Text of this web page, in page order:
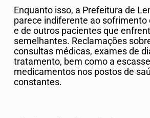
Enquanto isso, a Prefeitura de
parece indiferente ao sofrimento
e de outros pacientes que
semelhantes. Reclamações
consultas médicas, exames de
tratamento, bem como a
medicamentos nos postos de
constantes.